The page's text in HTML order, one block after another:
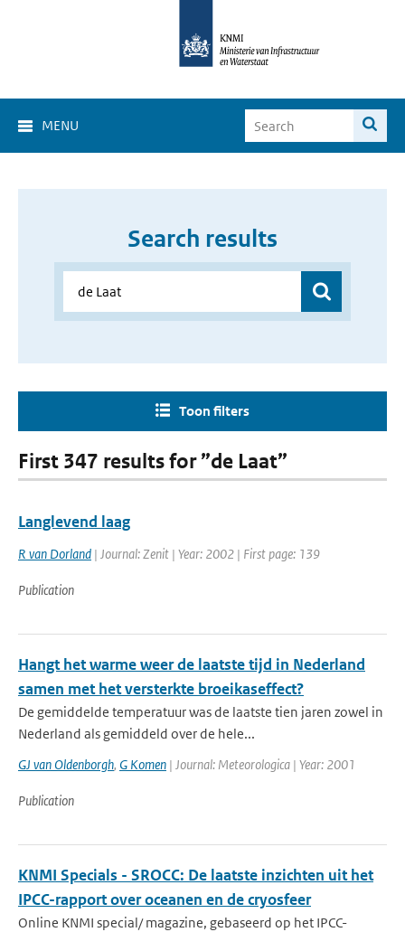
MENU
Search results
Toon filters
First 347 results for ”de Laat”
Langlevend laag
R van Dorland | Journal: Zenit | Year: 2002 | First page: 139
Publication
Hangt het warme weer de laatste tijd in Nederland
samen met het versterkte broeikaseffect?
De gemiddelde temperatuur was de laatste tien jaren zowel in
Nederland als gemiddeld over de hele...
GJ van Oldenborgh, G Komen | Journal: Meteorologica | Year: 2001
Publication
KNMI Specials - SROCC: De laatste inzichten uit het
IPCC-rapport over oceanen en de cryosfeer
Online KNMI special/ magazine, gebaseerd op het IPCC-